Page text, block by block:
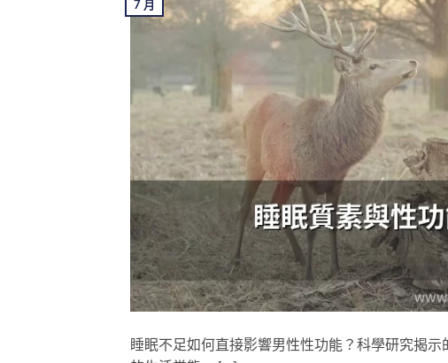
7 月
睡眠不足如何直接影響男性性功能？科學研究揭